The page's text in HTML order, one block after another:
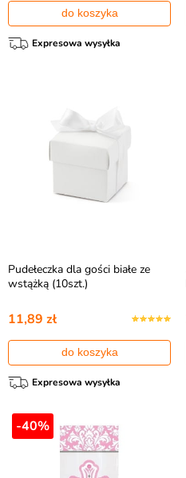
do koszyka
Expresowa wysyłka
Pudełeczka dla gości białe ze
wstążką (10szt.)
11,89 zł
do koszyka
Expresowa wysyłka
-40%